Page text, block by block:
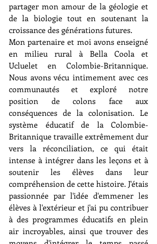
partager mon amour de la géologie et
de la biologie tout en soutenant la
croissance des générations futures.
Mon partenaire et moi avons enseigné
en milieu rural à Bella Coola et
Ucluelet en Colombie-Britannique.
Nous avons vécu intimement avec ces
communautés et exploré notre
position de colons face aux
conséquences de la colonisation. Le
système éducatif de la Colombie-
Britannique travaille extrêmement dur
vers la réconciliation, ce qui était
intense à intégrer dans les leçons et à
soutenir les élèves dans leur
compréhension de cette histoire. J'étais
passionnée par l'idée d'emmener les
élèves à l'extérieur et j'ai pu contribuer
à des programmes éducatifs en plein
air incroyables, ainsi que trouver des